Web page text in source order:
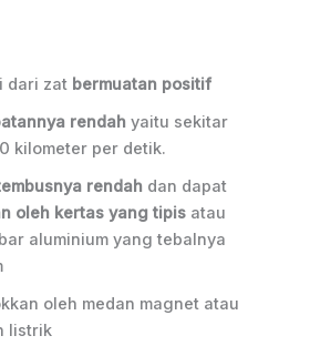
dari zat bermuatan positif
rendahyaitu sekitar
kilometer per detik.
rendahdan dapat
oleh kertas yang tipisatau
aluminium yang tebalnya
oleh medan magnet atau
listrik